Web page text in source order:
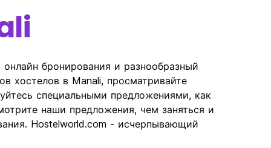
бронирования и разнообразный
хостелов в Manali, просматривайте
специальными предложениями, как
наши предложения, чем заняться и
Hostelworld.com - исчерпывающий